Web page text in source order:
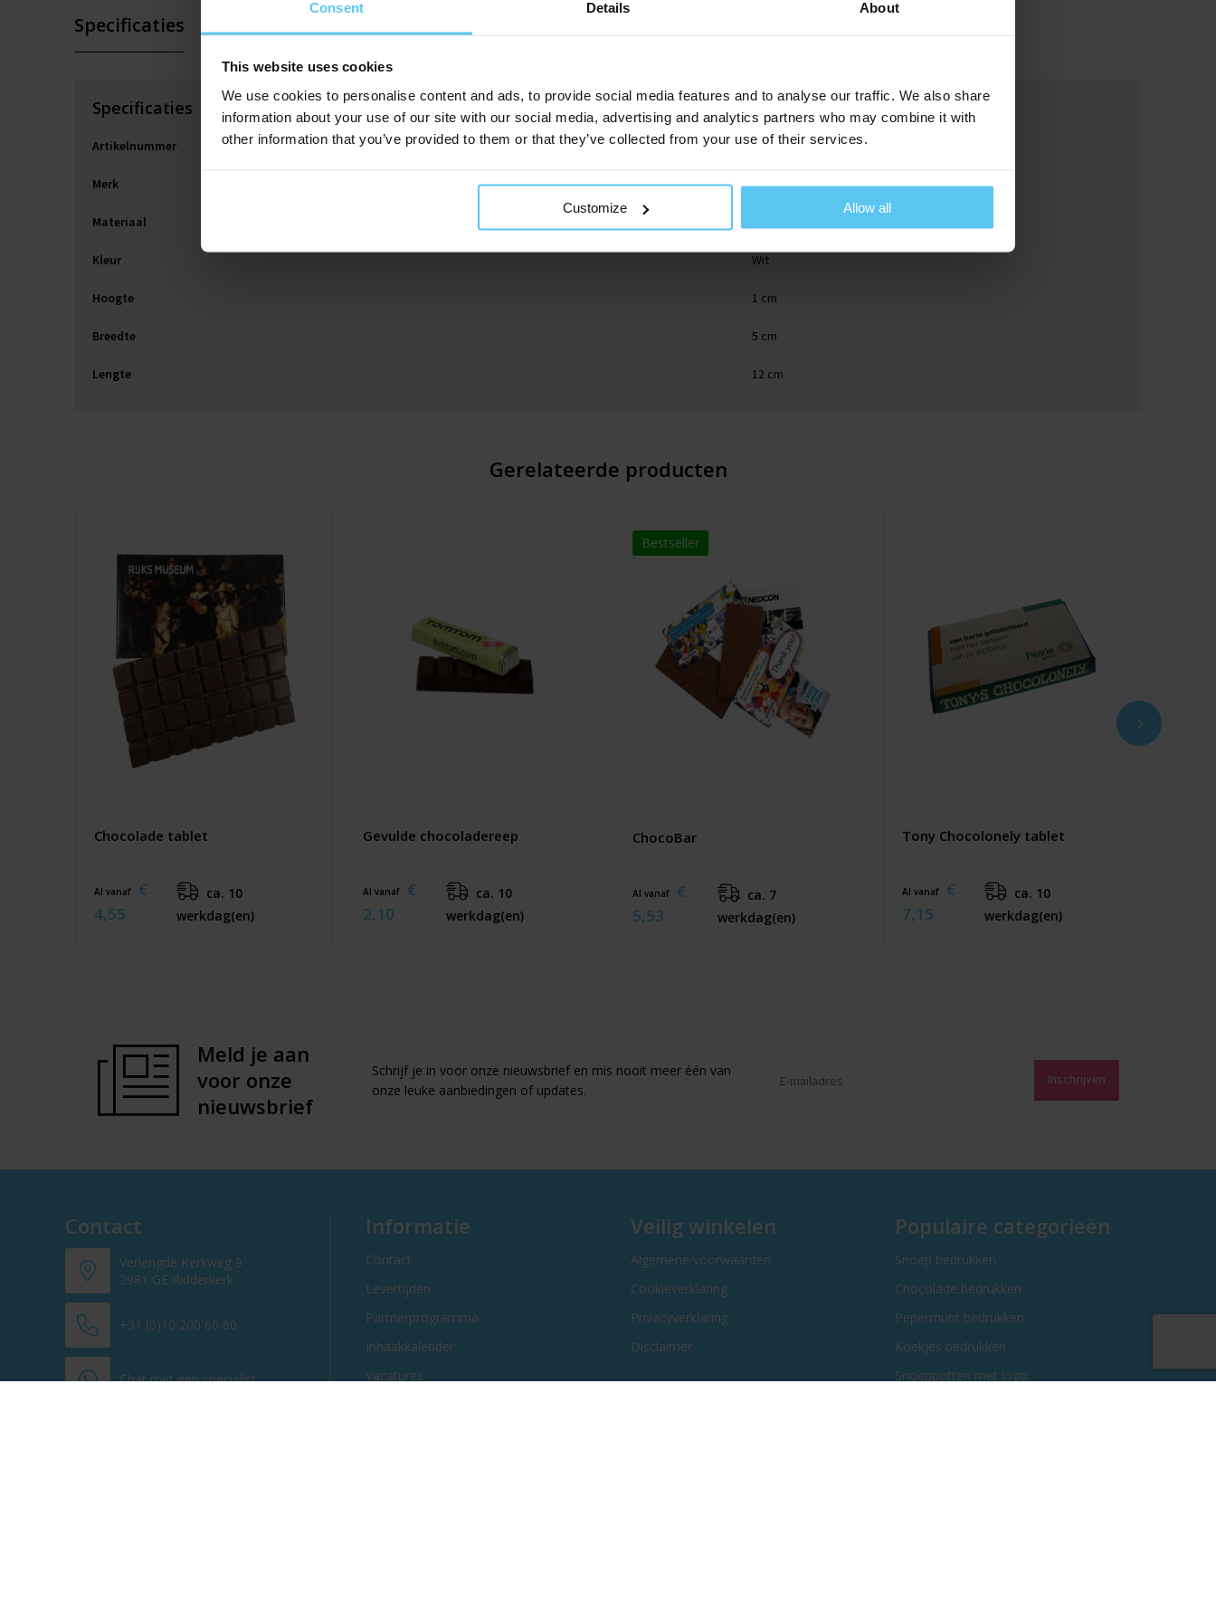
Consent Details About
This website uses cookies
We use cookies to personalise content and ads, to provide social media features and to analyse our traffic. We also share
information about your use of our site with our social media, advertising and analytics partners who may combine it with
other information that you’ve provided to them or that they’ve collected from your use of their services.
Customize Allow all
Specificaties
Specificaties
Artikelnummer 7369P.100
Merk
Materiaal
Kleur Wit
Hoogte 1 cm
Breedte 5 cm
Lengte 12 cm
Gerelateerde producten
Chocolade tablet
Al vanaf
€
4,55
ca. 10
werkdag(en)
Gevulde chocoladereep
Al vanaf
€
2,10
ca. 10
werkdag(en)
Bestseller
ChocoBar
Al vanaf
€
5,53
ca. 7
werkdag(en)
Tony Chocolonely tablet
Al vanaf
€
7,15
ca. 10
werkdag(en)
Meld je aan
voor onze
nieuwsbrief
Schrijf je in voor onze nieuwsbrief en mis nooit meer één van
onze leuke aanbiedingen of updates.
Contact
Verlengde Kerkweg 9
2981 GE Ridderkerk
+31 (0)10 200 60 60
Chat met een specialist
Informatie
Contact
Levertijden
Partnerprogramma
Inhaakkalender
Vacatures
Veilig winkelen
Algemene voorwaarden
Cookieverklaring
Privacyverklaring
Disclaimer
Populaire categorieën
Snoep bedrukken
Chocolade bedrukken
Pepermunt bedrukken
Koekjes bedrukken
Snoeppotten met logo